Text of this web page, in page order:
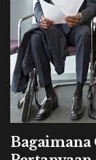
Bagaimana